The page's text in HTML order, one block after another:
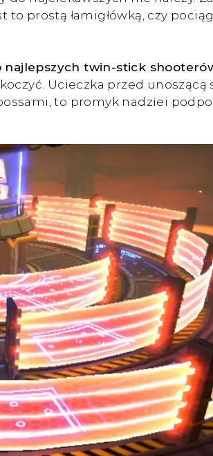
prostą łamigłówką, czy
najlepszych twin-stick
Ucieczka przed unoszącą
to promyk nadziei